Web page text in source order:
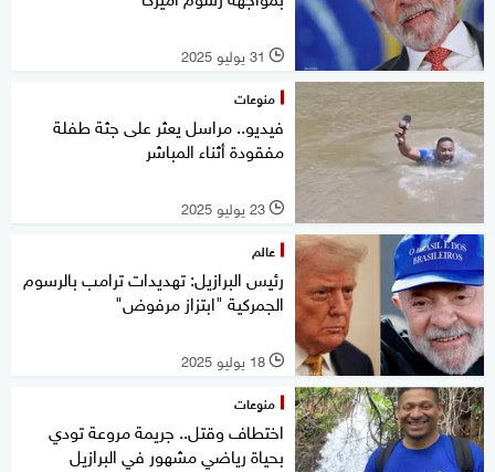
l 31 يوليو 2025
منوعات
فيديو.. مراسل يعثر على جثة طفلة
مفقودة أثناء المباشر
l 23 يوليو 2025
عالم
رئيس البرازيل: تهديدات ترامب بالرسوم
الجمركية "ابتزاز مرفوض"
l 18 يوليو 2025
منوعات
اختطاف وقتل.. جريمة مروعة تودي
بحياة رياضي مشهور في البرازيل